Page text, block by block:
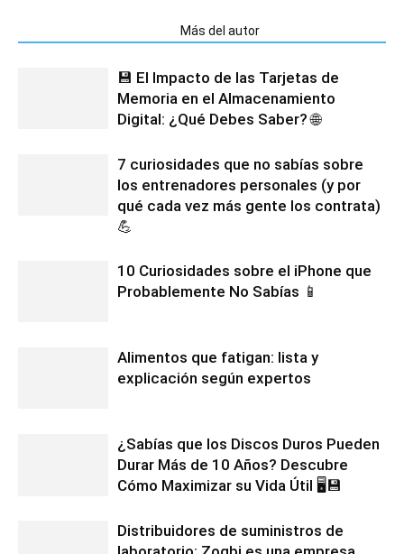
Más del autor
💾 El Impacto de las Tarjetas de
Memoria en el Almacenamiento
Digital: ¿Qué Debes Saber? 🌐
7 curiosidades que no sabías sobre
los entrenadores personales (y por
qué cada vez más gente los contrata)
💪
10 Curiosidades sobre el iPhone que
Probablemente No Sabías 📱
Alimentos que fatigan: lista y
explicación según expertos
¿Sabías que los Discos Duros Pueden
Durar Más de 10 Años? Descubre
Cómo Maximizar su Vida Útil 🖥️💾
Distribuidores de suministros de